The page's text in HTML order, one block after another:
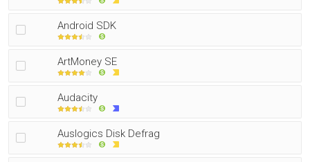
Android SDK
ArtMoney SE
Audacity
Auslogics Disk Defrag